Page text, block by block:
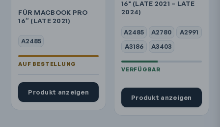
FÜR MACBOOK PRO
16″ (LATE 2021)
A2485
Produkt anzeigen
16" (LATE 2021 – LATE
2024)
A2485 A2780
A2991
A3186
A3403
Produkt anzeigen